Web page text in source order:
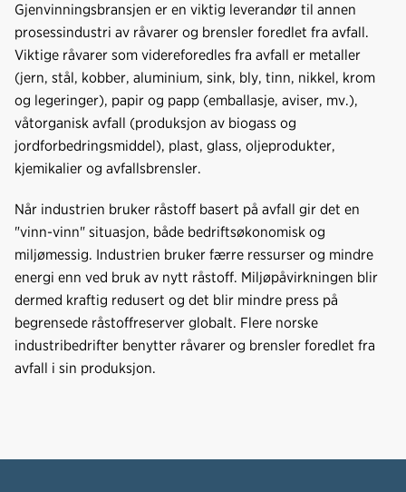
Gjenvinningsbransjen er en viktig leverandør til annen
prosessindustri av råvarer og brensler foredlet fra avfall.
Viktige råvarer som videreforedles fra avfall er metaller
(jern, stål, kobber, aluminium, sink, bly, tinn, nikkel, krom
og legeringer), papir og papp (emballasje, aviser, mv.),
våtorganisk avfall (produksjon av biogass og
jordforbedringsmiddel), plast, glass, oljeprodukter,
kjemikalier og avfallsbrensler.
Når industrien bruker råstoff basert på avfall gir det en
"vinn-vinn" situasjon, både bedriftsøkonomisk og
miljømessig. Industrien bruker færre ressurser og mindre
energi enn ved bruk av nytt råstoff. Miljøpåvirkningen blir
dermed kraftig redusert og det blir mindre press på
begrensede råstoffreserver globalt. Flere norske
industribedrifter benytter råvarer og brensler foredlet fra
avfall i sin produksjon.